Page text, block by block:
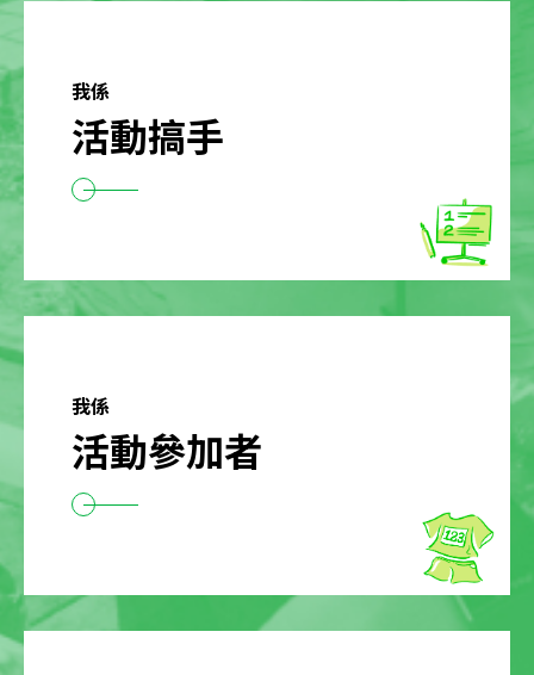
我係
活動搞手
我係
活動參加者